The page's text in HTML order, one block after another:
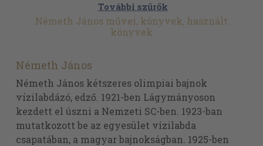
További szűrők
Németh János művei, könyvek, használt
könyvek
Németh János
Németh János kétszeres olimpiai bajnok
vízilabdázó, edző. 1921-ben Lágymányoson
kezdett el úszni a Nemzeti SC-ben. 1923-ban
mutatkozott be az egyesület vízilabda
csapatában, a magyar bajnokságban. 1925-ben